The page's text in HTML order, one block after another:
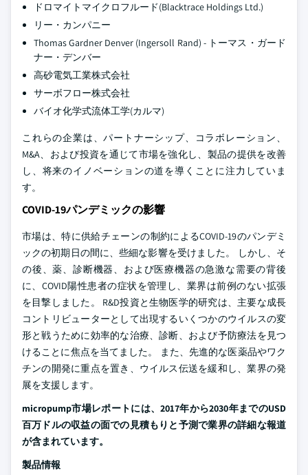
ドロマイトマイクロフルード(Blacktrace Holdings Ltd.)
リー・カンパニー
Thomas Gardner Denver (Ingersoll Rand) - トーマス・ガード
ナー・デンバー
高砂電気工業株式会社
サーボフロー株式会社
バイオ化学式流体工学(カルマ)
これらの企業は、パートナーシップ、コラボレーション、
M&A、および投資を通じて市場を強化し、製品の提供を改善
し、将来のイノベーションの道を導くことに注力していま
す。
COVID-19パンデミックの影響
市場は、特に供給チェーンの制約によるCOVID-19のパンデミ
ックの初期日の間に、些細な影響を受けました。 しかし、そ
の後、薬、診断機器、および医療機器の急激な需要の背後
に、COVID陽性患者の症状を管理し、業界は前例のない拡張
を目撃しました。 R&D投資と生物医学的研究は、主要な成長
コントリビューターとして出現するいくつかのウイルスの変
形と戦うために効率的な治療、診断、および予防療法を見つ
けることに焦点を当てました。 また、先進的な医薬品やワク
チンの開発に重点を置き、ウイルス伝送を緩和し、業界の発
展を支援します。
micropump市場レポートには、2017年から2030年までのUSD
百万ドルの収益の面での見積もりと予測で業界の詳細な報道
が含まれています。
製品情報